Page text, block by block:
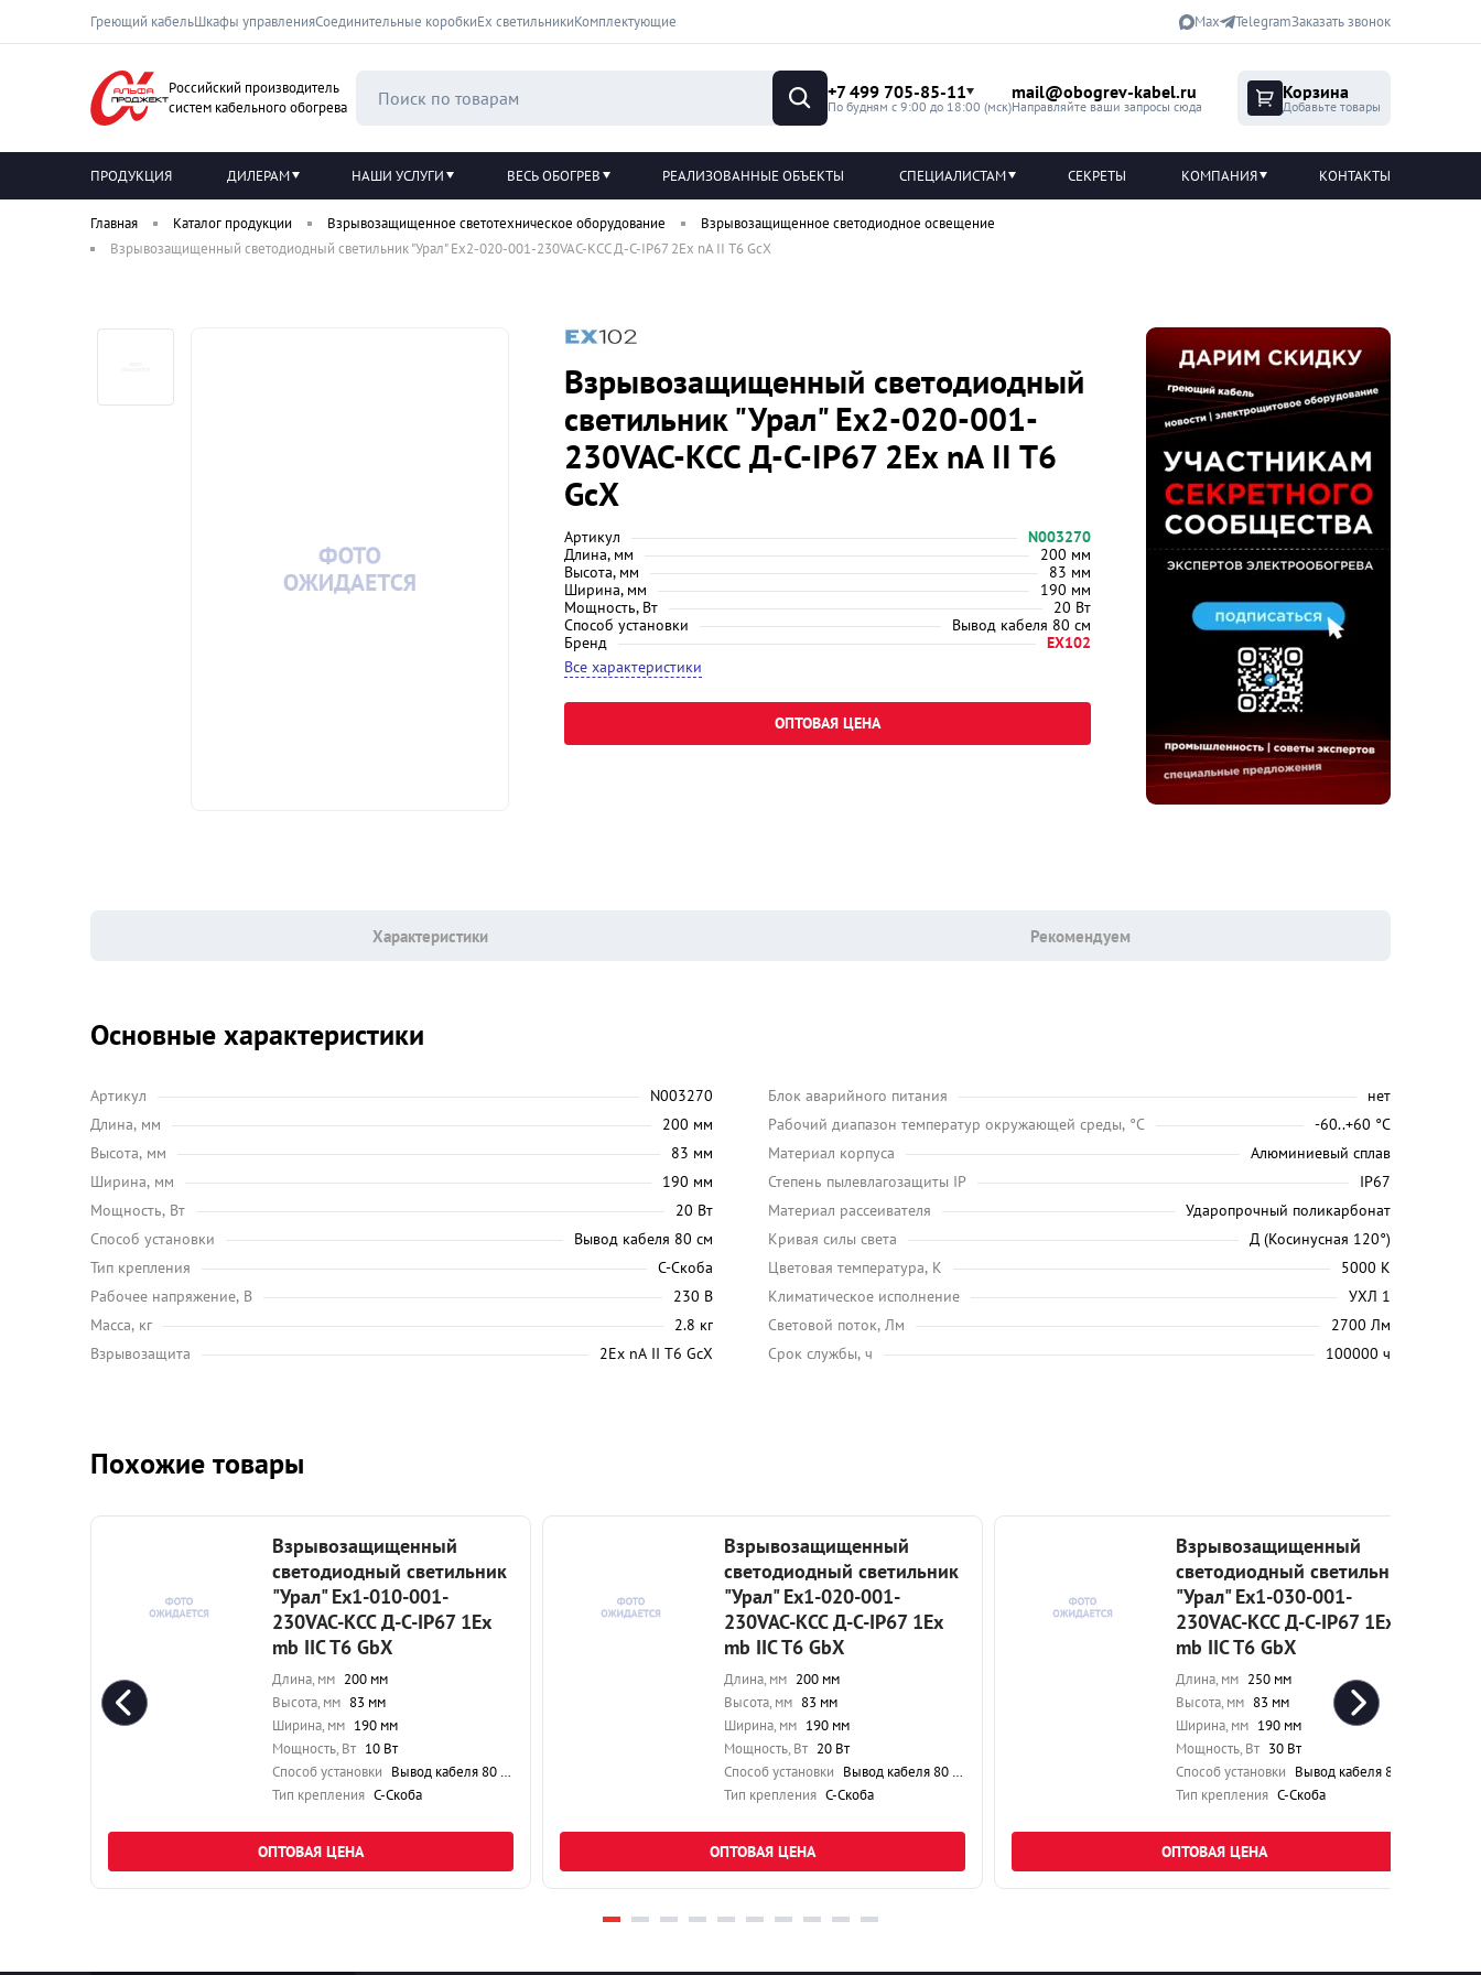
Греющий кабельШкафы управленияСоединительные коробкиЕх светильникиКомплектующие Max TelegramЗаказать звонок
Российский производитель
систем кабельного обогрева
+7 499 705-85-11
По будням с 9:00 до 18:00 (мск)
mail@obogrev-kabel.ru
Направляйте ваши запросы сюда
Корзина
Добавьте товары
ПРОДУКЦИЯ ДИЛЕРАМ НАШИ УСЛУГИ ВЕСЬ ОБОГРЕВ РЕАЛИЗОВАННЫЕ ОБЪЕКТЫ СПЕЦИАЛИСТАМ СЕКРЕТЫ КОМПАНИЯ КОНТАКТЫ
Главная Каталог продукции Взрывозащищенное светотехническое оборудование
Взрывозащищенное светодиодное освещение
Взрывозащищенный светодиодный светильник "Урал" Ex2-020-001-230VAC-КСС Д-С-IP67 2Ex nA II T6 GcX
Взрывозащищенный светодиодный
светильник "Урал" Ex2-020-001-
230VAC-КСС Д-С-IP67 2Ex nA II T6
GcX
Артикул
N003270
Длина, мм
200 мм
Высота, мм
83 мм
Ширина, мм
190 мм
Мощность, Вт
20 Вт
Способ установки
Вывод кабеля 80 см
Бренд
EX102
Все характеристики
ОПТОВАЯ ЦЕНА
Характеристики Рекомендуем
Основные характеристики
Артикул
N003270
Длина, мм
200 мм
Высота, мм
83 мм
Ширина, мм
190 мм
Мощность, Вт
20 Вт
Способ установки
Вывод кабеля 80 см
Тип крепления
С-Скоба
Рабочее напряжение, В
230 В
Масса, кг
2.8 кг
Взрывозащита
2Ex nA II T6 GcX
Блок аварийного питания
нет
Рабочий диапазон температур окружающей среды, °C
-60..+60 °С
Материал корпуса
Алюминиевый сплав
Степень пылевлагозащиты IP
IP67
Материал рассеивателя
Ударопрочный поликарбонат
Кривая силы света
Д (Косинусная 120°)
Цветовая температура, K
5000 K
Климатическое исполнение
УХЛ 1
Световой поток, Лм
2700 Лм
Срок службы, ч
100000 ч
Похожие товары
Взрывозащищенный
светодиодный светильник
"Урал" Ex1-010-001-
230VAC-КСС Д-С-IP67 1Ex
mb IIC T6 GbX
Длина, мм 200 мм
Высота, мм 83 мм
Ширина, мм 190 мм
Мощность, Вт 10 Вт
Способ установки Вывод кабеля 80 см
Тип крепления С-Скоба
ОПТОВАЯ ЦЕНА
Взрывозащищенный
светодиодный светильник
"Урал" Ex1-020-001-
230VAC-КСС Д-С-IP67 1Ex
mb IIC T6 GbX
Длина, мм 200 мм
Высота, мм 83 мм
Ширина, мм 190 мм
Мощность, Вт 20 Вт
Способ установки Вывод кабеля 80 см
Тип крепления С-Скоба
ОПТОВАЯ ЦЕНА
Взрывозащищенный
светодиодный светильник
"Урал" Ex1-030-001-
230VAC-КСС Д-С-IP67 1Ex
mb IIC T6 GbX
Длина, мм 250 мм
Высота, мм 83 мм
Ширина, мм 190 мм
Мощность, Вт 30 Вт
Способ установки Вывод кабеля 80 см
Тип крепления С-Скоба
ОПТОВАЯ ЦЕНА